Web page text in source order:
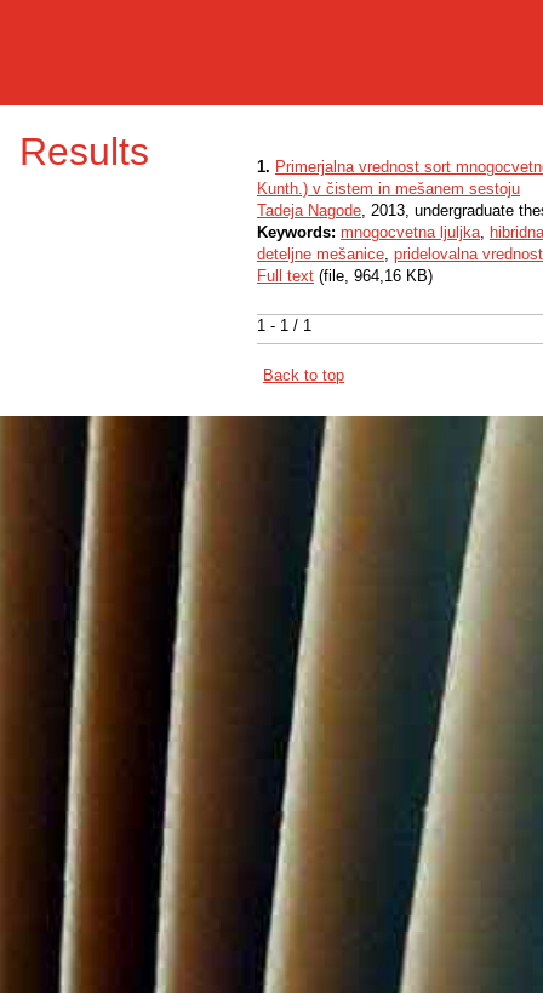
Results
1 - 1 / 1
1. Primerjalna vrednost sort
Kunth.) v čistem in mešanem sestoju
Tadeja Nagode, 2013, undergraduate
Keywords: mnogocvetna ljuljka,
deteljne mešanice, pridelovalna vrednost
Full text (file, 964,16 KB)
Back to top